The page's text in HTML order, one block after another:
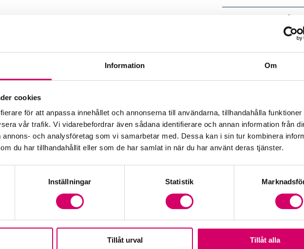
Information Om
cookies
för att anpassa innehållet och annonserna till användarna, tillhandahålla funktioner
vår trafik. Vi vidarebefordrar även sådana identifierare och annan information från
och analysföretag som vi samarbetar med. Dessa kan i sin tur kombinera
du har tillhandahållit eller som de har samlat in när du har använt deras tjänster.
Inställningar Statistik
Tillåt urval Tillåt alla
Viktiga branschfrågor
Karriär för
Karriär för
Medlemsrabatter
Validera lönekurser
Våra event och